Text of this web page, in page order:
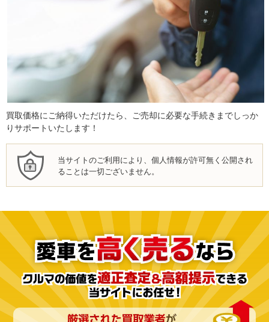
買取価格にご納得いただけたら、ご売却に必要な手続きまでしっか
りサポートいたします！
当サイトのご利用により、個人情報が許可無く公開され
ることは一切ございません。